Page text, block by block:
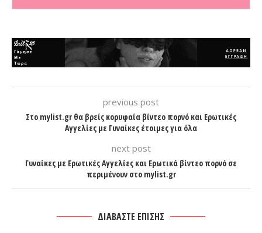
previous post
Στο mylist.gr θα βρείς κορυφαία βίντεο πορνό και Ερωτικές
Αγγελίες με Γυναίκες έτοιμες για όλα
next post
Γυναίκες με Ερωτικές Αγγελίες και Ερωτικά βίντεο πορνό σε
περιμένουν στο mylist.gr
ΔΙΑΒΑΣΤΕ ΕΠΙΣΗΣ